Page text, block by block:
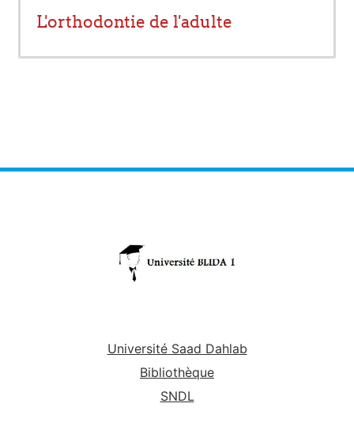
L'orthodontie de l'adulte
Université Saad Dahlab
Bibliothèque
SNDL